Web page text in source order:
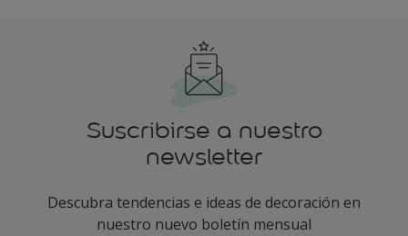
Suscribirse a nuestro
newsletter
Descubra tendencias e ideas de decoración en
nuestro nuevo boletín mensual